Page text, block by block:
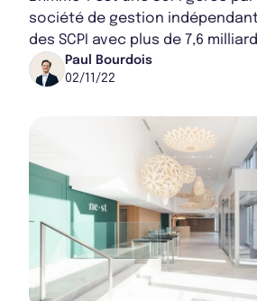
société de gestion
des SCPI avec plus de 7,6
gestion. Déjà investie dans
Paul Bourdois
02/11/22